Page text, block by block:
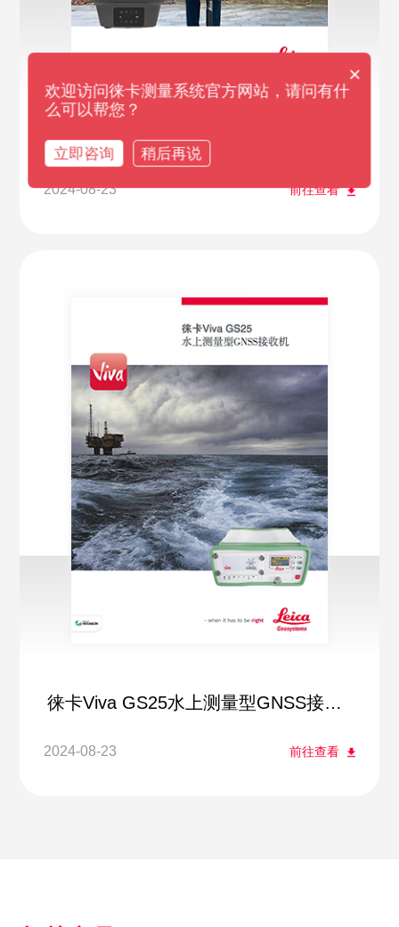
徕卡GS18 4G接收机
2024-08-23 前往查看
徕卡Viva GS25水上测量型GNSS接收
2024-08-23 前往查看
×
欢迎访问徕卡测量系统官方网站，请问有什
么可以帮您？
立即咨询 稍后再说